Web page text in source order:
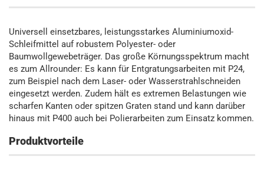
Universell einsetzbares, leistungsstarkes Aluminiumoxid-
Schleifmittel auf robustem Polyester- oder
Baumwollgewebeträger. Das große Körnungsspektrum macht
es zum Allrounder: Es kann für Entgratungsarbeiten mit P24,
zum Beispiel nach dem Laser- oder Wasserstrahlschneiden
eingesetzt werden. Zudem hält es extremen Belastungen wie
scharfen Kanten oder spitzen Graten stand und kann darüber
hinaus mit P400 auch bei Polierarbeiten zum Einsatz kommen.
Produktvorteile